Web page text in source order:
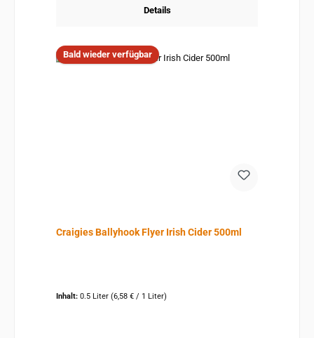
Details
Bald wieder verfügbar
Craigies Ballyhook Flyer Irish Cider 500ml
Inhalt: 0.5 Liter (6,58 € / 1 Liter)